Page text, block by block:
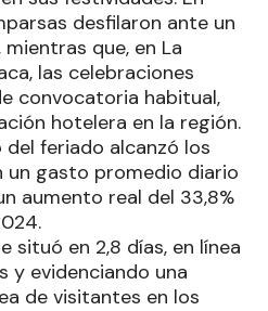
desfilaron ante un
que, en La
las celebraciones
convocatoria habitual,
hotelera en la región.
feriado alcanzó los
un gasto promedio diario
aumento real del 33,8%
situó en 2,8 días, en línea
y evidenciando una
de visitantes en los